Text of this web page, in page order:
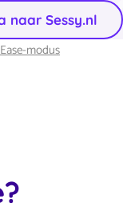
naar Sessy.nl
modus